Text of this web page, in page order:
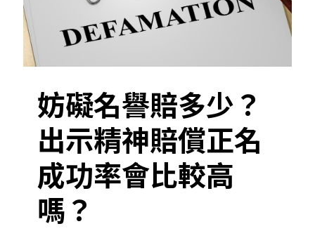
妨礙名譽賠多少？
出示精神賠償正名
成功率會比較高
嗎？